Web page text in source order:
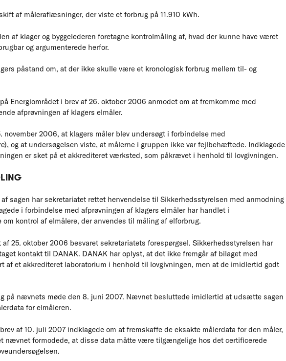
af måleraflæsninger, der viste et forbrug på 11.910 kWh.
af klager og byggelederen foretagne kontrolmåling af, hvad der kunne have været
og argumenterede herfor.
påstand om, at der ikke skulle være et kronologisk forbrug mellem til- og
Energiområdet i brev af 26. oktober 2006 anmodet om at fremkomme med
afprøvningen af klagers elmåler.
november 2006, at klagers måler blev undersøgt i forbindelse med
og at undersøgelsen viste, at målerne i gruppen ikke var fejlbehæftede. Indklagede
er sket på et akkrediteret værksted, som påkrævet i henhold til lovgivningen.
sagen har sekretariatet rettet henvendelse til Sikkerhedsstyrelsen med anmodning
i forbindelse med afprøvningen af klagers elmåler har handlet i
om kontrol af elmålere, der anvendes til måling af elforbrug.
25. oktober 2006 besvaret sekretariatets forespørgsel. Sikkerhedsstyrelsen har
kontakt til DANAK. DANAK har oplyst, at det ikke fremgår af bilaget med
af et akkrediteret laboratorium i henhold til lovgivningen, men at de imidlertid godt
på nævnets møde den 8. juni 2007. Nævnet besluttede imidlertid at udsætte sagen
for elmåleren.
af 10. juli 2007 indklagede om at fremskaffe de eksakte målerdata for den måler,
nævnet formodede, at disse data måtte være tilgængelige hos det certificerede